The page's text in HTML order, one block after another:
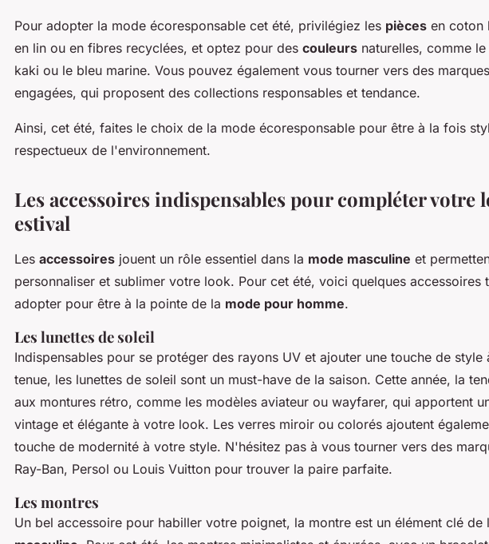
Pour adopter la mode écoresponsable cet été, privilégiez les pièces en coton
en lin ou en fibres recyclées, et optez pour des couleurs naturelles, comme
kaki ou le bleu marine. Vous pouvez également vous tourner vers des
engagées, qui proposent des collections responsables et tendance.
Ainsi, cet été, faites le choix de la mode écoresponsable pour être à la fois
respectueux de l'environnement.
Les accessoires indispensables pour compléter votre
estival
Les accessoires jouent un rôle essentiel dans la mode masculine et
personnaliser et sublimer votre look. Pour cet été, voici quelques accessoires
adopter pour être à la pointe de la mode pour homme.
Les lunettes de soleil
Indispensables pour se protéger des rayons UV et ajouter une touche de style
tenue, les lunettes de soleil sont un must-have de la saison. Cette année, la
aux montures rétro, comme les modèles aviateur ou wayfarer, qui apportent
vintage et élégante à votre look. Les verres miroir ou colorés ajoutent
touche de modernité à votre style. N'hésitez pas à vous tourner vers des
Ray-Ban, Persol ou Louis Vuitton pour trouver la paire parfaite.
Les montres
Un bel accessoire pour habiller votre poignet, la montre est un élément clé de